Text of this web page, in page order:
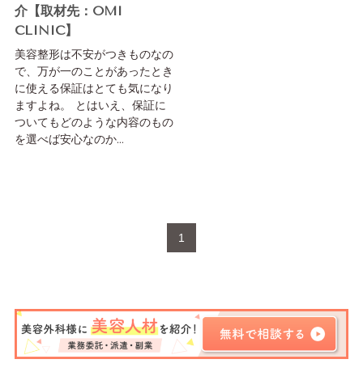
介【取材先：OMI
CLINIC】
美容整形は不安がつきものなの
で、万が一のことがあったとき
に使える保証はとても気になり
ますよね。 とはいえ、保証に
ついてもどのような内容のもの
を選べば安心なのか...
1